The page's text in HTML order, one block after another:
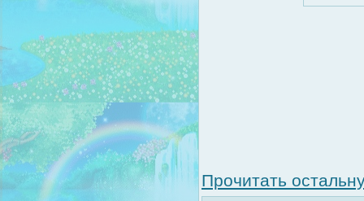
Прочитать